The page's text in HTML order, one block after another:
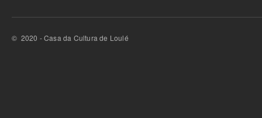
© 2020 - Casa da Cultura de Loulé